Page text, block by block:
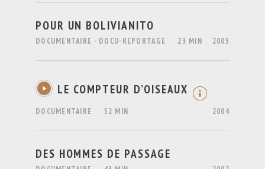
POUR UN BOLIVIANITO
DOCUMENTAIRE - DOCU-REPORTAGE 23 MIN 2005
LE COMPTEUR D’OISEAUX
DOCUMENTAIRE 52 MIN 2004
DES HOMMES DE PASSAGE